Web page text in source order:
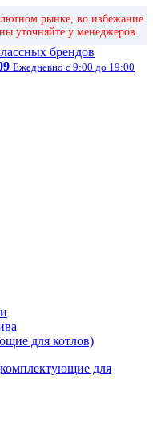
рынке, во избежание
уточняйте у менеджеров.
брендов
Ежедневно с 9:00 до 19:00
для котлов)
для